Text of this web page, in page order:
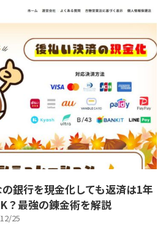
銀行を現金化しても返済は1年
？最強の錬金術を解説
25